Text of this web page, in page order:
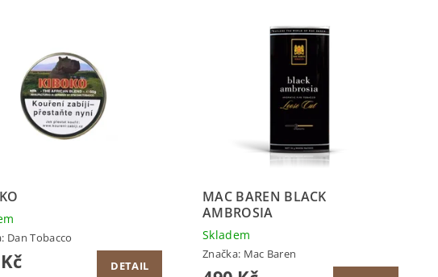
Dan Tobacco
DETAIL
MAC BAREN BLACK
AMBROSIA
Skladem
Značka: Mac Baren